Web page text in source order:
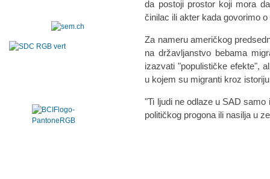
da postoji prostor koji mora
činilac ili akter kada govorimo
Za nameru američkog
na državljanstvo bebama
izazvati "populističke efekte",
u kojem su migranti kroz
"Ti ljudi ne odlaze u SAD
političkog progona ili nasilja u